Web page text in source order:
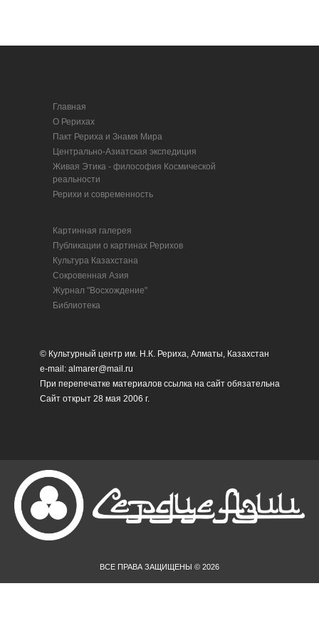
Главная
О Рерихах
Пакт Рериха и Знамя Мира
Центрально-Азиатская экспедиция
Живая Этика - философия Космической
реальности
Рерихи и современность
Картинная галерея
Публикации о картинах Рерихов
Культура Казахстана
Сокровенная Азия
Журнал "Восхождение"
Библиотека
© Культурный центр им. Н.К. Рериха, Алматы, Казахстан
e-mail: almarer@mail.ru
При перепечатке материалов ссылка на сайт обязательна
Сайт открыт 28 мая 2006 г.
ВСЕ ПРАВА ЗАЩИЩЕНЫ © 2026